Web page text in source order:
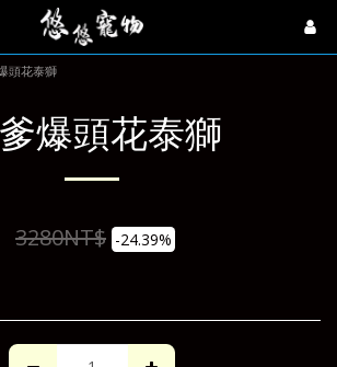
頭花泰獅
爆頭花泰獅
3280NT$ -24.39%